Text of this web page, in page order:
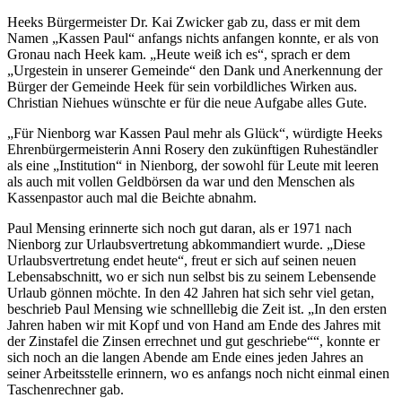
Heeks Bürgermeister Dr. Kai Zwicker gab zu, dass er mit dem
Namen „Kassen Paul“ anfangs nichts anfangen konnte, er als von
Gronau nach Heek kam. „Heute weiß ich es“, sprach er dem
„Urgestein in unserer Gemeinde“ den Dank und Anerkennung der
Bürger der Gemeinde Heek für sein vorbildliches Wirken aus.
Christian Niehues wünschte er für die neue Aufgabe alles Gute.
„Für Nienborg war Kassen Paul mehr als Glück“, würdigte Heeks
Ehrenbürgermeisterin Anni Rosery den zukünftigen Ruheständler
als eine „Institution“ in Nienborg, der sowohl für Leute mit leeren
als auch mit vollen Geldbörsen da war und den Menschen als
Kassenpastor auch mal die Beichte abnahm.
Paul Mensing erinnerte sich noch gut daran, als er 1971 nach
Nienborg zur Urlaubsvertretung abkommandiert wurde. „Diese
Urlaubsvertretung endet heute“, freut er sich auf seinen neuen
Lebensabschnitt, wo er sich nun selbst bis zu seinem Lebensende
Urlaub gönnen möchte. In den 42 Jahren hat sich sehr viel getan,
beschrieb Paul Mensing wie schnelllebig die Zeit ist. „In den ersten
Jahren haben wir mit Kopf und von Hand am Ende des Jahres mit
der Zinstafel die Zinsen errechnet und gut geschriebe““, konnte er
sich noch an die langen Abende am Ende eines jeden Jahres an
seiner Arbeitsstelle erinnern, wo es anfangs noch nicht einmal einen
Taschenrechner gab.